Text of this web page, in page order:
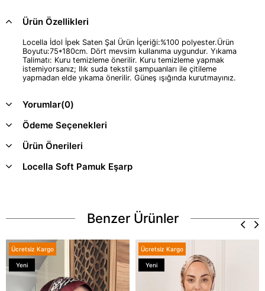
Ürün Özellikleri
Locella İdol İpek Saten Şal Ürün İçeriği:%100 polyester.Ürün
Boyutu:75*180cm. Dört mevsim kullanıma uygundur. Yıkama
Talimatı: Kuru temizleme önerilir. Kuru temizleme yapmak
istemiyorsanız; Ilık suda tekstil şampuanları ile çitileme
yapmadan elde yıkama önerilir. Güneş ışığında kurutmayınız.
Yorumlar(0)
Ödeme Seçenekleri
Ürün Önerileri
Locella Soft Pamuk Eşarp
Benzer Ürünler
Ücretsiz Kargo
Yeni
Ücretsiz Kargo
Yeni